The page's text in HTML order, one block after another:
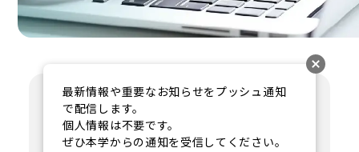
博士(前期)課程
最新情報や重要なお知らせをプッシュ通知
で配信します。
個人情報は不要です。
ぜひ本学からの通知を受信してください。